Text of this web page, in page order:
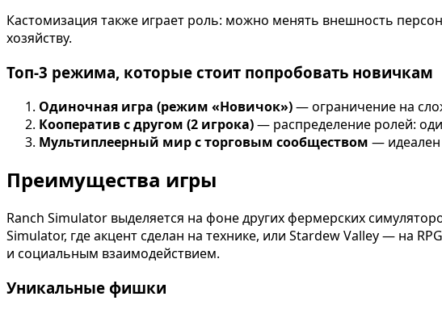
Кастомизация также играет роль: можно менять внешность
хозяйству.
Топ-3 режима, которые стоит попробовать новичкам
Одиночная игра (режим «Новичок»)— ограничение на
Кооператив с другом (2 игрока)— распределение ролей:
Мультиплеерный мир с торговым сообществом — идеален
Преимущества игры
Ranch Simulator выделяется на фоне других фермерских
Simulator, где акцент сделан на технике, или Stardew Valley — на
и социальным взаимодействием.
Уникальные фишки